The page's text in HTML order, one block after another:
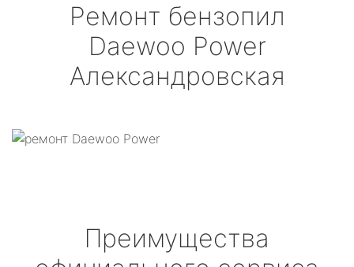
Ремонт бензопил
Daewoo Power
Александровская
Преимущества